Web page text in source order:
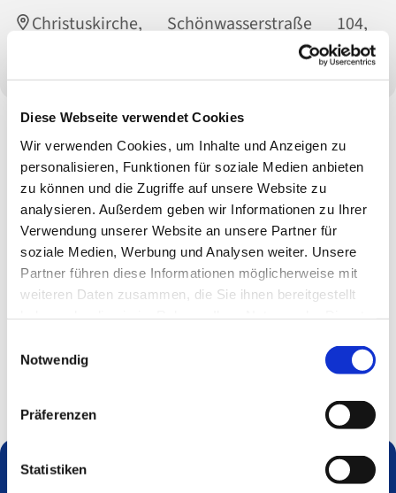
Diese Webseite verwendet Cookies
Wir verwenden Cookies, um Inhalte und Anzeigen zu
personalisieren, Funktionen für soziale Medien anbieten
zu können und die Zugriffe auf unsere Website zu
analysieren. Außerdem geben wir Informationen zu Ihrer
Verwendung unserer Website an unsere Partner für
soziale Medien, Werbung und Analysen weiter. Unsere
Partner führen diese Informationen möglicherweise mit
weiteren Daten zusammen, die Sie ihnen bereitgestellt
Notwendig
Präferenzen
Statistiken
Christuskirche, Schönwasserstraße 104,